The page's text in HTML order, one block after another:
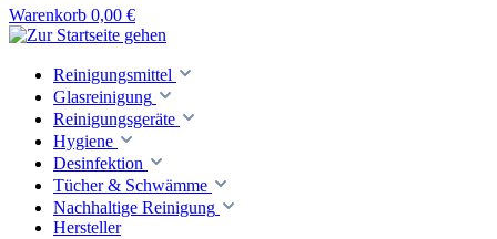
Warenkorb 0,00 €
Reinigungsmittel
Glasreinigung
Reinigungsgeräte
Hygiene
Desinfektion
Tücher & Schwämme
Nachhaltige Reinigung
Hersteller